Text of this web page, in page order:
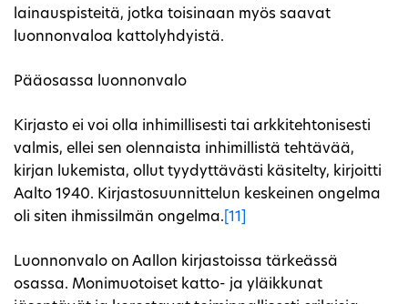
lainauspisteitä, jotka toisinaan myös saavat
luonnonvaloa kattolyhdyistä.
Pääosassa luonnonvalo
Kirjasto ei voi olla inhimillisesti tai arkkitehtonisesti
valmis, ellei sen olennaista inhimillistä tehtävää,
kirjan lukemista, ollut tyydyttävästi käsitelty, kirjoitti
Aalto 1940. Kirjastosuunnittelun keskeinen ongelma
oli siten ihmissilmän ongelma. [11]
Luonnonvalo on Aallon kirjastoissa tärkeässä
osassa. Monimuotoiset katto- ja yläikkunat